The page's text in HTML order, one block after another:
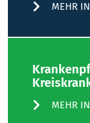
MEHR
MEHR